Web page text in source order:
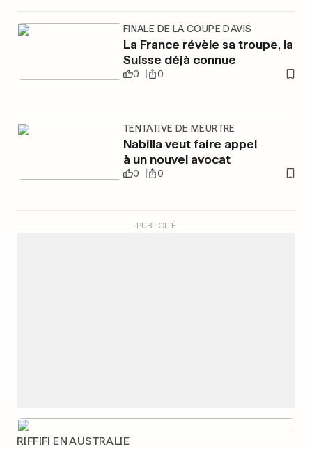
FINALE DE LA COUPE DAVIS
La France révèle sa troupe, la
Suisse déjà connue
0 0
TENTATIVE DE MEURTRE
Nabilla veut faire appel
à un nouvel avocat
0 0
PUBLICITÉ
RIFFIFI EN AUSTRALIE